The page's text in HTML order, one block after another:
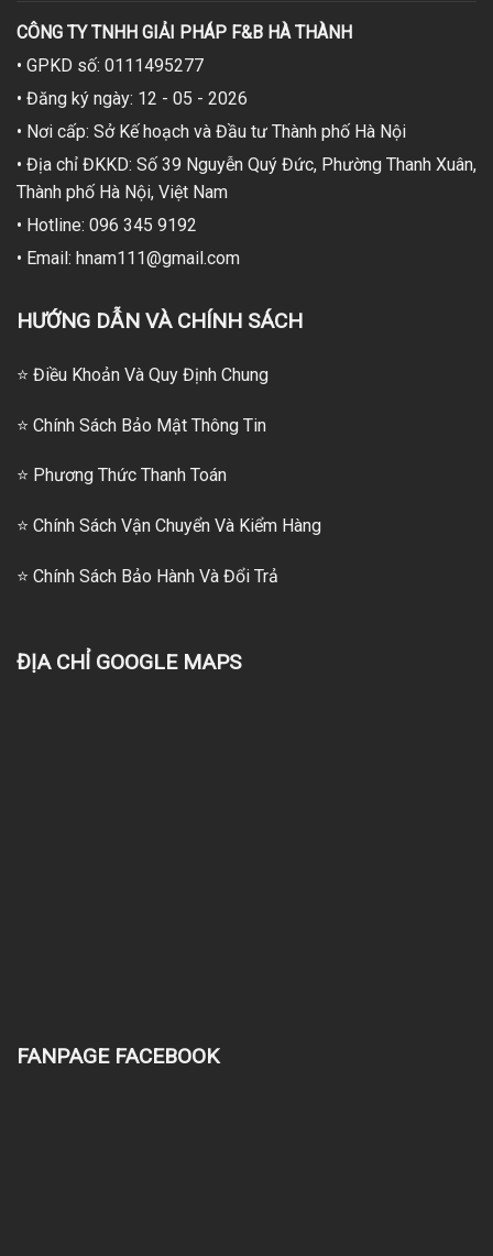
CÔNG TY TNHH GIẢI PHÁP F&B HÀ THÀNH
• GPKD số: 0111495277
• Đăng ký ngày: 12 - 05 - 2026
• Nơi cấp: Sở Kế hoạch và Đầu tư Thành phố Hà Nội
• Địa chỉ ĐKKD: Số 39 Nguyễn Quý Đức, Phường Thanh Xuân,
Thành phố Hà Nội, Việt Nam
• Hotline: 096 345 9192
• Email: hnam111@gmail.com
HƯỚNG DẪN VÀ CHÍNH SÁCH
⭐ Điều Khoản Và Quy Định Chung
⭐ Chính Sách Bảo Mật Thông Tin
⭐ Phương Thức Thanh Toán
⭐ Chính Sách Vận Chuyển Và Kiểm Hàng
⭐ Chính Sách Bảo Hành Và Đổi Trả
ĐỊA CHỈ GOOGLE MAPS
FANPAGE FACEBOOK